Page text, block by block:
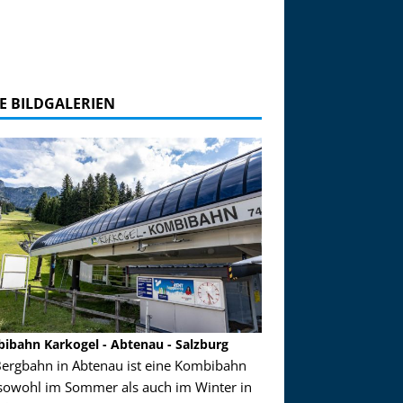
BILDGALERIEN
- Salzburg
Kombibahn
im Winter in
Garmisch-Partenkirchen
Garmisch-Partenkirchen ist ohne Frage einer
der Hauptorte in Deutschland für den Urlaub